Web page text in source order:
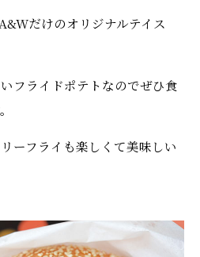
だけのオリジナルテイス
フライドポテトなのでぜひ食
ーフライも楽しくて美味しい